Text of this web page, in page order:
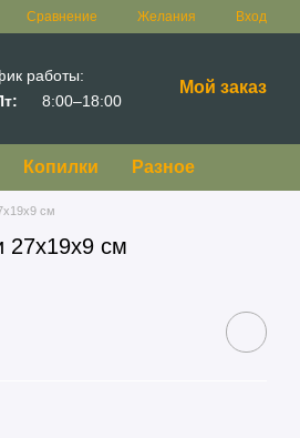
Сравнение Желания Вход
работы:
8:00–18:00
Мой заказ
Копилки Разное
см
27х19х9 см